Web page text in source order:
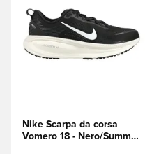
Nike Scarpa da corsa
Vomero 18 - Nero/Summit